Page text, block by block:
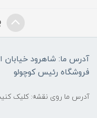
آدرس ما: شاهرود خیابان
فروشگاه رئیس کوچولو
آدرس ما روی نقشه: کلیک